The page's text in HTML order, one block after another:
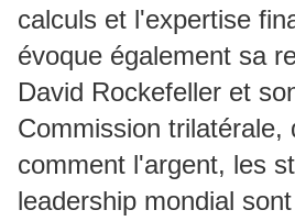
calculs et l'expertise
évoque également sa
David Rockefeller et
Commission trilatérale,
comment l'argent, les
leadership mondial